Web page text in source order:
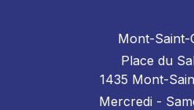
Mont-Saint-
Place du
1435 Mont-
Mercredi -